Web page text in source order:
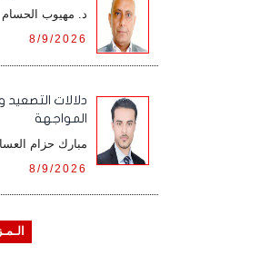
د. مهيوب الحسام
8/9/2026
دلالات التصعيد
المواجهة
مبارك حزام
8/9/2026